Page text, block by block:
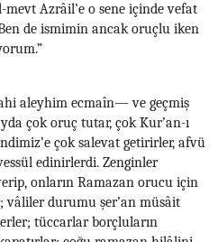
Azrâil’e o sene içinde vefat
Ben de ismimin ancak oruçlu iken
aleyhim ecmaîn— ve geçmiş
çok oruç tutar, çok Kur’an-ı
çok salevat getirirler, afvü
edinirlerdi. Zenginler
onların Ramazan orucu için
durumu şer’an müsâit
tüccarlar borçluların